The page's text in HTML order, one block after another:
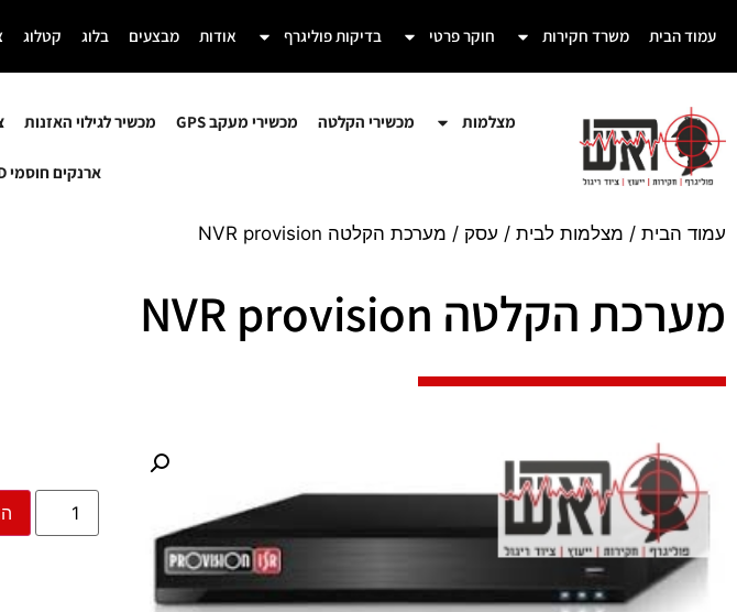
עמוד הבית משרד חקירות חוקר פרטי בדיקות פוליגרף אודות מבצעים בלוג קטלוג
מצלמות מכשירי הקלטה מכשירי מעקב GPS מכשיר לגילוי האזנות
ארנקים חוסמי RFID
עמוד הבית / מצלמות לבית / עסק / מערכת הקלטה NVR provision
מערכת הקלטה NVR provision